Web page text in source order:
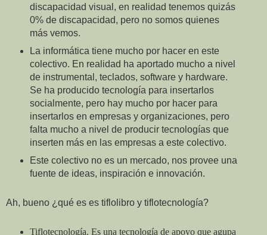
discapacidad visual, en realidad tenemos quizás
0% de discapacidad, pero no somos quienes
más vemos.
La informática tiene mucho por hacer en este
colectivo. En realidad ha aportado mucho a nivel
de instrumental, teclados, software y hardware.
Se ha producido tecnología para insertarlos
socialmente, pero hay mucho por hacer para
insertarlos en empresas y organizaciones, pero
falta mucho a nivel de producir tecnologías que
inserten más en las empresas a este colectivo.
Este colectivo no es un mercado, nos provee una
fuente de ideas, inspiración e innovación.
Ah, bueno ¿qué es es tiflolibro y tiflotecnología?
Tiflotecnología. Es una tecnología de apoyo que agupa